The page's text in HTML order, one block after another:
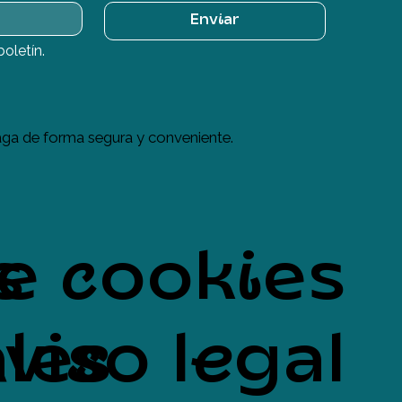
Enviar
de forma segura y conveniente.
cookies
legal